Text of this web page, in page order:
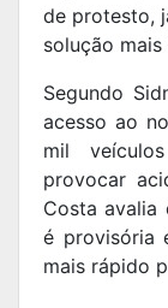
de protesto,
solução mais
Segundo
acesso ao
mil
provocar
Costa avalia
é provisória
mais rápido